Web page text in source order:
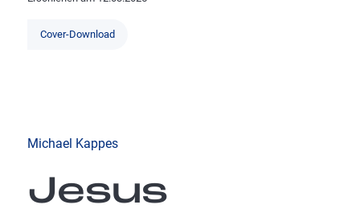
Cover-Download
Michael Kappes
Jesus